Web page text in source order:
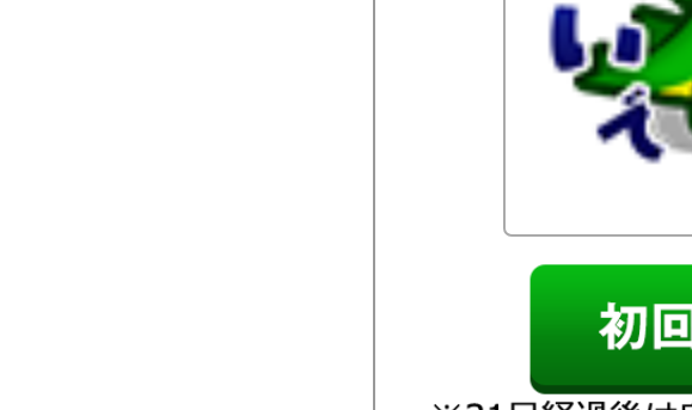
うさぎゅー
ぴよまる
わかる
リトル・レ